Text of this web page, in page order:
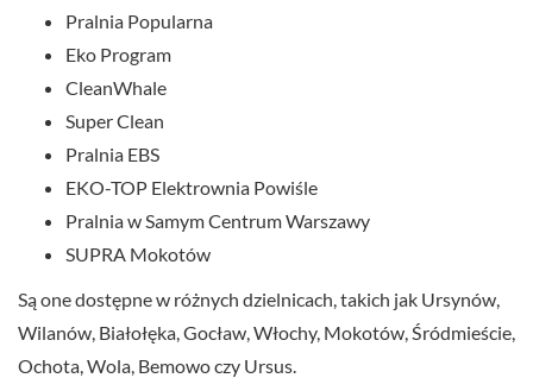
Pralnia Popularna
Eko Program
CleanWhale
Super Clean
Pralnia EBS
EKO-TOP Elektrownia Powiśle
Pralnia w Samym Centrum Warszawy
SUPRA Mokotów
Są one dostępne w różnych dzielnicach, takich jak Ursynów,
Wilanów, Białołęka, Gocław, Włochy, Mokotów, Śródmieście,
Ochota, Wola, Bemowo czy Ursus.